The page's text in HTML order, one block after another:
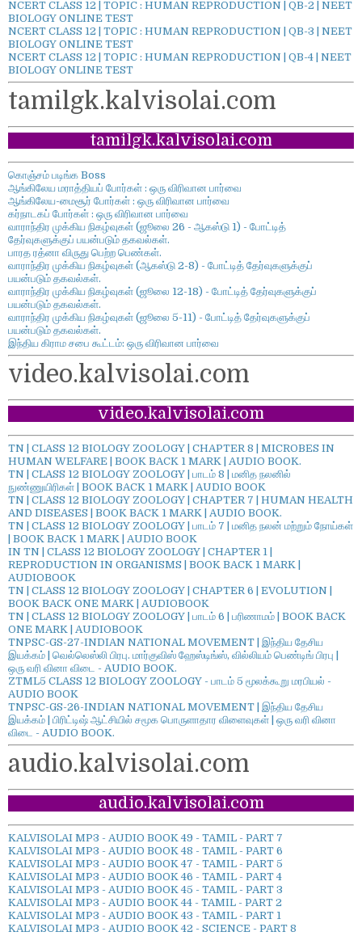
NCERT CLASS 12 | TOPIC : HUMAN REPRODUCTION | QB-2 | NEET
BIOLOGY ONLINE TEST
NCERT CLASS 12 | TOPIC : HUMAN REPRODUCTION | QB-3 | NEET
BIOLOGY ONLINE TEST
NCERT CLASS 12 | TOPIC : HUMAN REPRODUCTION | QB-4 | NEET
BIOLOGY ONLINE TEST
tamilgk.kalvisolai.com
tamilgk.kalvisolai.com
கொஞ்சம் படிங்க Boss
ஆங்கிலேய மராத்தியப் போர்கள் : ஒரு விரிவான பார்வை
ஆங்கிலேய-மைசூர் போர்கள் : ஒரு விரிவான பார்வை
கர்நாடகப் போர்கள் : ஒரு விரிவான பார்வை
வாராந்திர முக்கிய நிகழ்வுகள் (ஜூலை 26 - ஆகஸ்டு 1) - போட்டித்
தேர்வுகளுக்குப் பயன்படும் தகவல்கள்.
பாரத ரத்னா விருது பெற்ற பெண்கள்.
வாராந்திர முக்கிய நிகழ்வுகள் (ஆகஸ்டு 2-8) - போட்டித் தேர்வுகளுக்குப்
பயன்படும் தகவல்கள்.
வாராந்திர முக்கிய நிகழ்வுகள் (ஜூலை 12-18) - போட்டித் தேர்வுகளுக்குப்
பயன்படும் தகவல்கள்.
வாராந்திர முக்கிய நிகழ்வுகள் (ஜூலை 5-11) - போட்டித் தேர்வுகளுக்குப்
பயன்படும் தகவல்கள்.
இந்திய கிராம சபை கூட்டம்: ஒரு விரிவான பார்வை
video.kalvisolai.com
video.kalvisolai.com
TN | CLASS 12 BIOLOGY ZOOLOGY | CHAPTER 8 | MICROBES IN
HUMAN WELFARE | BOOK BACK 1 MARK | AUDIO BOOK.
TN | CLASS 12 BIOLOGY ZOOLOGY | பாடம் 8 | மனித நலனில்
நுண்ணுயிரிகள் | BOOK BACK 1 MARK | AUDIO BOOK
TN | CLASS 12 BIOLOGY ZOOLOGY | CHAPTER 7 | HUMAN HEALTH
AND DISEASES | BOOK BACK 1 MARK | AUDIO BOOK.
TN | CLASS 12 BIOLOGY ZOOLOGY | பாடம் 7 | மனித நலன் மற்றும் நோய்கள்
| BOOK BACK 1 MARK | AUDIO BOOK
IN TN | CLASS 12 BIOLOGY ZOOLOGY | CHAPTER 1 |
REPRODUCTION IN ORGANISMS | BOOK BACK 1 MARK |
AUDIOBOOK
TN | CLASS 12 BIOLOGY ZOOLOGY | CHAPTER 6 | EVOLUTION |
BOOK BACK ONE MARK | AUDIOBOOK
TN | CLASS 12 BIOLOGY ZOOLOGY | பாடம் 6 | பரிணாமம் | BOOK BACK
ONE MARK | AUDIOBOOK
TNPSC-GS-27-INDIAN NATIONAL MOVEMENT | இந்திய தேசிய
இயக்கம் | வெல்லெஸ்லி பிரபு. மார்குவிஸ் ஹேஸ்டிங்ஸ், வில்லியம் பெண்டிங் பிரபு |
ஒரு வரி வினா விடை - AUDIO BOOK.
ZTML5 CLASS 12 BIOLOGY ZOOLOGY - பாடம் 5 மூலக்கூறு மரபியல் -
AUDIO BOOK
TNPSC-GS-26-INDIAN NATIONAL MOVEMENT | இந்திய தேசிய
இயக்கம் | பிரிட்டிஷ் ஆட்சியில் சமூக பொருளாதார விளைவுகள் | ஒரு வரி வினா
விடை - AUDIO BOOK.
audio.kalvisolai.com
audio.kalvisolai.com
KALVISOLAI MP3 - AUDIO BOOK 49 - TAMIL - PART 7
KALVISOLAI MP3 - AUDIO BOOK 48 - TAMIL - PART 6
KALVISOLAI MP3 - AUDIO BOOK 47 - TAMIL - PART 5
KALVISOLAI MP3 - AUDIO BOOK 46 - TAMIL - PART 4
KALVISOLAI MP3 - AUDIO BOOK 45 - TAMIL - PART 3
KALVISOLAI MP3 - AUDIO BOOK 44 - TAMIL - PART 2
KALVISOLAI MP3 - AUDIO BOOK 43 - TAMIL - PART 1
KALVISOLAI MP3 - AUDIO BOOK 42 - SCIENCE - PART 8